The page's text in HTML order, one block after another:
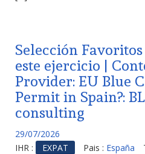
Selección Favoritos
este ejercicio |
Provider: EU Blue
Permit in Spain?:
consulting
29/07/2026
IHR :
EXPAT Pais : España